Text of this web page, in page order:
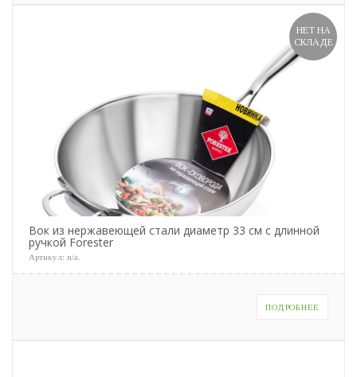
НЕТ НА
СКЛАДЕ
Вок из нержавеющей стали диаметр 33 см с длинной
ручкой Forester
Артикул: n/a
ПОДРОБНЕЕ